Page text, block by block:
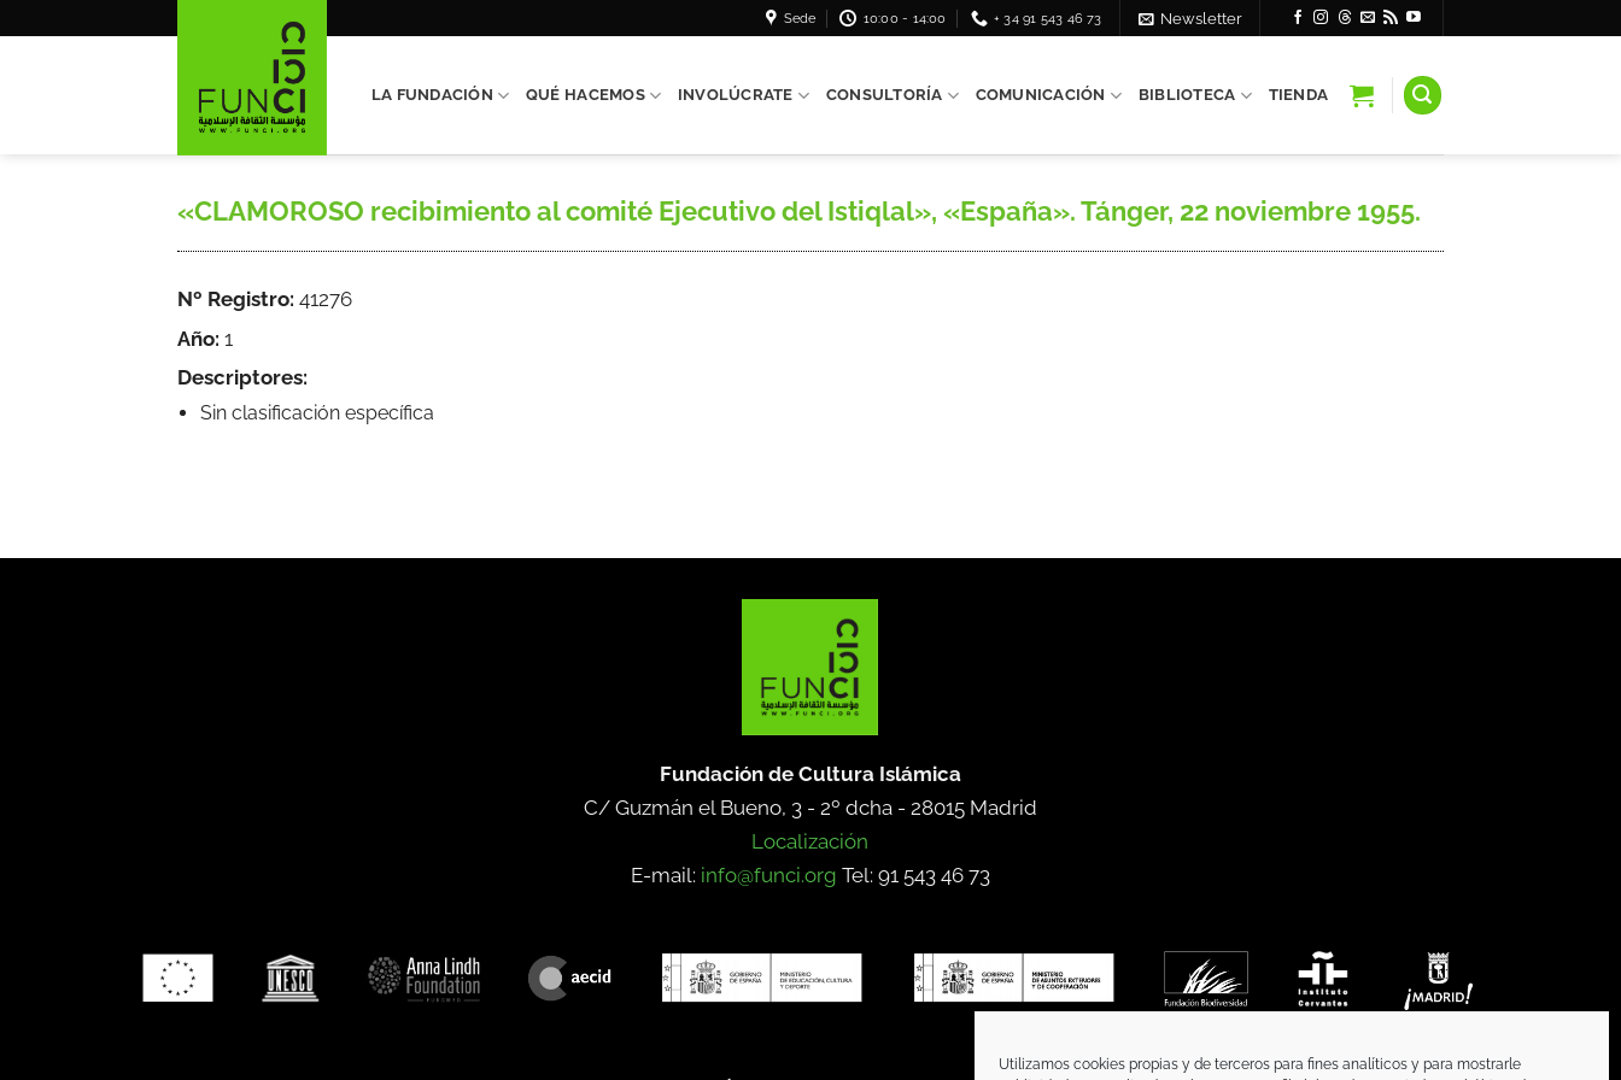
Utilizamos cookies propias y de terceros para fines analíticos y para mostrarle
Sede 10:00 - 14:00 + 34 91 543 46 73 Newsletter
LA FUNDACIÓN QUÉ HACEMOS INVOLÚCRATE CONSULTORÍA COMUNICACIÓN BIBLIOTECA TIENDA
«CLAMOROSO recibimiento al comité Ejecutivo del Istiqlal», «España». Tánger, 22 noviembre 1955.
Nº Registro: 41276
Año: 1
Descriptores:
Sin clasificación específica
Fundación de Cultura Islámica
C/ Guzmán el Bueno, 3 - 2º dcha - 28015 Madrid
Localización
E-mail: info@funci.org Tel: 91 543 46 73